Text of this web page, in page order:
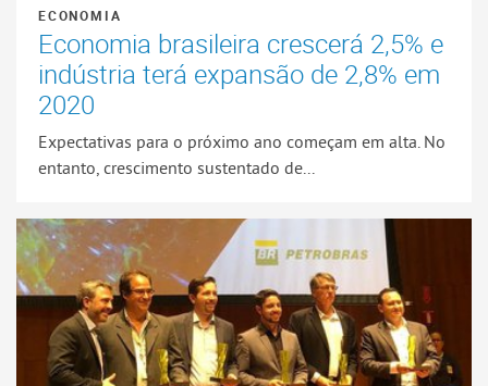
ECONOMIA
Economia brasileira crescerá 2,5% e
indústria terá expansão de 2,8% em
2020
Expectativas para o próximo ano começam em alta. No
entanto, crescimento sustentado de...